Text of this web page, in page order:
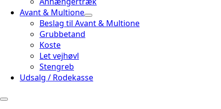
Avant & Multione
Beslag til Avant & Multione
Grubbetand
Koste
Let vejhøvl
Stengreb
Udsalg / Rodekasse